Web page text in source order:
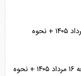
جدول قطعی برق استان قم فردا جمعه ۱۶ مرداد ۱۴۰۵ + نحوه
جدول قطعی برق استان کرمانشاه فردا جمعه ۱۶ مرداد ۱۴۰۵ + نحوه